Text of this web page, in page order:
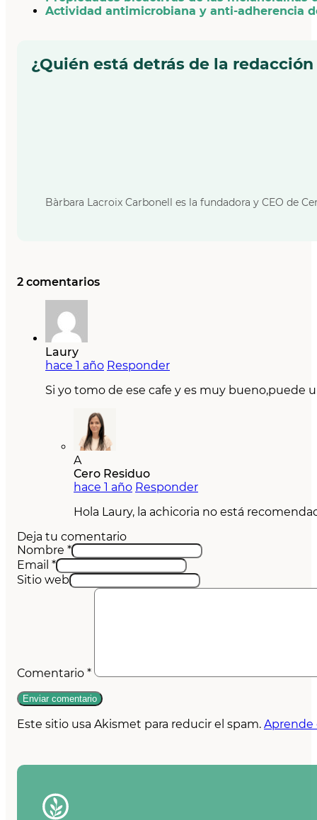
Actividad antimicrobiana y anti-adherencia
¿Quién está detrás de la
Bàrbara Lacroix Carbonell es la fundadora y CEO de
2 comentarios
Laury
hace 1 año Responder
Si yo tomo de ese cafe y es muy bueno,puede
A
Cero Residuo
hace 1 año Responder
Hola Laury, la achicoria no está
Deja tu comentario
Nombre *
Email *
Sitio web
Comentario *
Este sitio usa Akismet para reducir el spam. Aprende